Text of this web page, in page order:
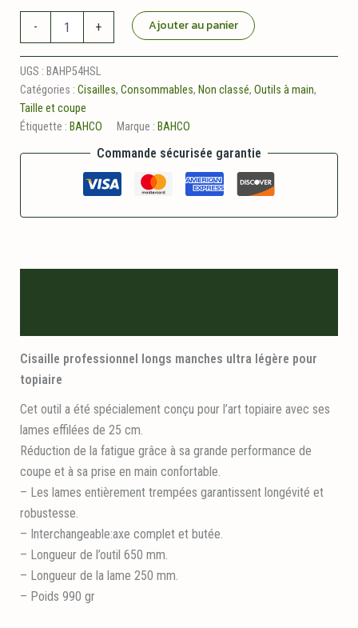
-
Haie
Professionnelle
Manches
Longs
Pour
+ Ajouter au panier
UGS : BAHP54HSL
Catégories : Cisailles, Consommables, Non classé, Outils à main,
Taille et coupe
Étiquette : BAHCO Marque : BAHCO
Commande sécurisée garantie
Cisaille professionnel longs manches ultra légère pour
topiaire
Cet outil a été spécialement conçu pour l’art topiaire avec ses
lames effilées de 25 cm.
Réduction de la fatigue grâce à sa grande performance de
coupe et à sa prise en main confortable.
– Les lames entièrement trempées garantissent longévité et
robustesse.
– Interchangeable:axe complet et butée.
– Longueur de l’outil 650 mm.
– Longueur de la lame 250 mm.
– Poids 990 gr